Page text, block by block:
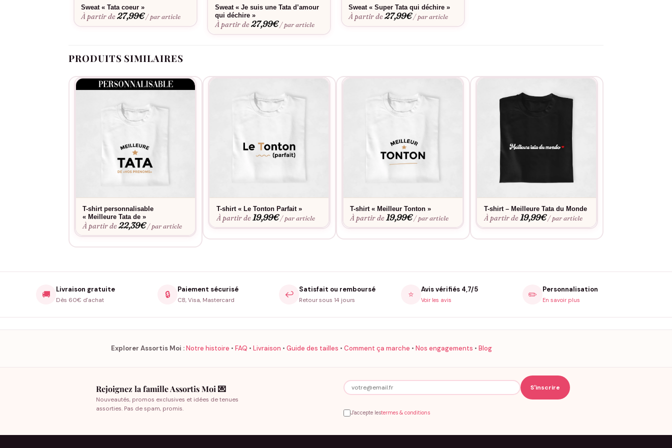
Sweat « Tata coeur »
À partir de27,99€ / par article
Sweat « Je suis une Tata d’amour
qui déchire »
À partir de27,99€ / par article
Sweat « Super Tata qui déchire »
À partir de27,99€ / par article
PRODUITS SIMILAIRES
T-shirt personnalisable
« Meilleure Tata de »
À partir de22,39€ / par article
T-shirt « Le Tonton Parfait »
À partir de19,99€ / par article
T-shirt « Meilleur Tonton »
À partir de19,99€ / par article
T-shirt – Meilleure Tata du Monde
À partir de19,99€ / par article
🚚 Livraison gratuite
Dès 60€ d'achat
🔒 Paiement sécurisé
CB, Visa, Mastercard
↩️ Satisfait ou remboursé
Retour sous 14 jours
⭐ Avis vérifiés 4,7/5
Voir les avis ✏️ Personnalisation
En savoir plus
Explorer Assortis Moi :Notre histoire • FAQ • Livraison • Guide des tailles • Comment ça marche • Nos engagements • Blog
Rejoignez la famille Assortis Moi 💌
Nouveautés, promos exclusives et idées de tenues
assorties. Pas de spam, promis.
J'accepte lestermes & conditions